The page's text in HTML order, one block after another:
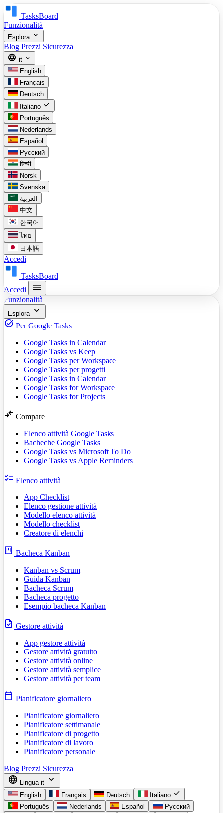
TasksBoard
Funzionalità
Esplora expand_more
Blog Prezzi Sicurezza
language it expand_more
English
Français
Deutsch
Italiano check
Português
Nederlands
Español
Русский
हिन्दी
Norsk
Svenska
العربية
中文
한국어
ไทย
日本語
Accedi
TasksBoard
Accedi
menu
Funzionalità
Esplora expand_more
task_alt Per Google Tasks
Google Tasks in Calendar
Google Tasks vs Keep
Google Tasks per Workspace
Google Tasks per progetti
Google Tasks in Calendar
Google Tasks for Workspace
Google Tasks for Projects
compare_arrows Compare
Elenco attività Google Tasks
Bacheche Google Tasks
Google Tasks vs Microsoft To Do
Google Tasks vs Apple Reminders
checklist Elenco attività
App Checklist
Elenco gestione attività
Modello elenco attività
Modello checklist
Creatore di elenchi
view_kanban Bacheca Kanban
Kanban vs Scrum
Guida Kanban
Bacheca Scrum
Bacheca progetto
Esempio bacheca Kanban
task Gestore attività
App gestore attività
Gestore attività gratuito
Gestore attività online
Gestore attività semplice
Gestore attività per team
calendar_today Pianificatore giornaliero
Pianificatore giornaliero
Pianificatore settimanale
Pianificatore di progetto
Pianificatore di lavoro
Pianificatore personale
Blog Prezzi Sicurezza
language Lingua it expand_more
English Français Deutsch Italiano check
Português Nederlands Español
Русский